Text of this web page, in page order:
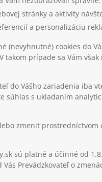
stránky a aktivity
a personalizáciu
cookies do
prípade sa Vám
do Vášho zariadenia iba
s ukladaním
zmeniť
sú platné a účinné od
Prevádzkovateľ o